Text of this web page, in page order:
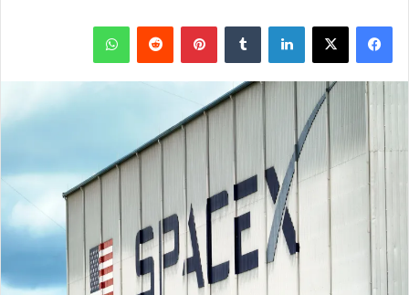
فيسبوك
‫X لينكدإن بينتيريست واتساب